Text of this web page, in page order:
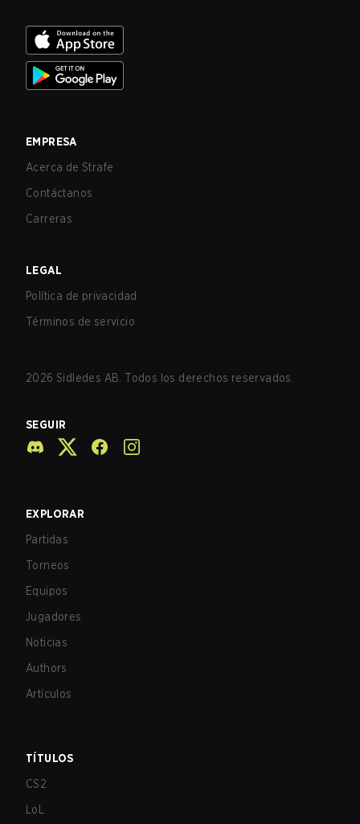
EMPRESA
Acerca de Strafe
Contáctanos
Carreras
LEGAL
Política de privacidad
Términos de servicio
2026 Sidledes AB. Todos los derechos reservados.
SEGUIR
EXPLORAR
Partidas
Torneos
Equipos
Jugadores
Noticias
Authors
Artículos
TÍTULOS
CS2
LoL